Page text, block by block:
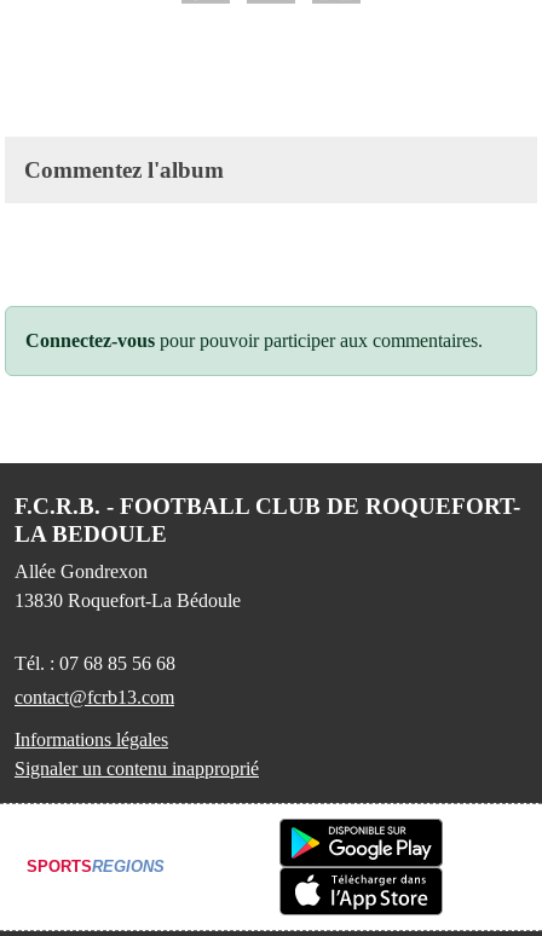
Commentez l'album
Connectez-vous pour pouvoir participer aux commentaires.
F.C.R.B. - FOOTBALL CLUB DE ROQUEFORT-
LA BEDOULE
Allée Gondrexon
13830 Roquefort-La Bédoule
Tél. : 07 68 85 56 68
contact@fcrb13.com
Informations légales
Signaler un contenu inapproprié
SPORTSREGIONS